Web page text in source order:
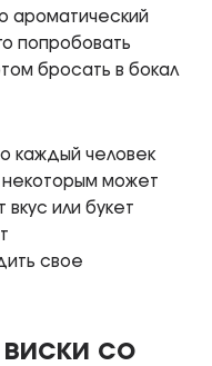
ароматический
попробовать
бросать в бокал
каждый человек
может
вкус или букет
свое
со